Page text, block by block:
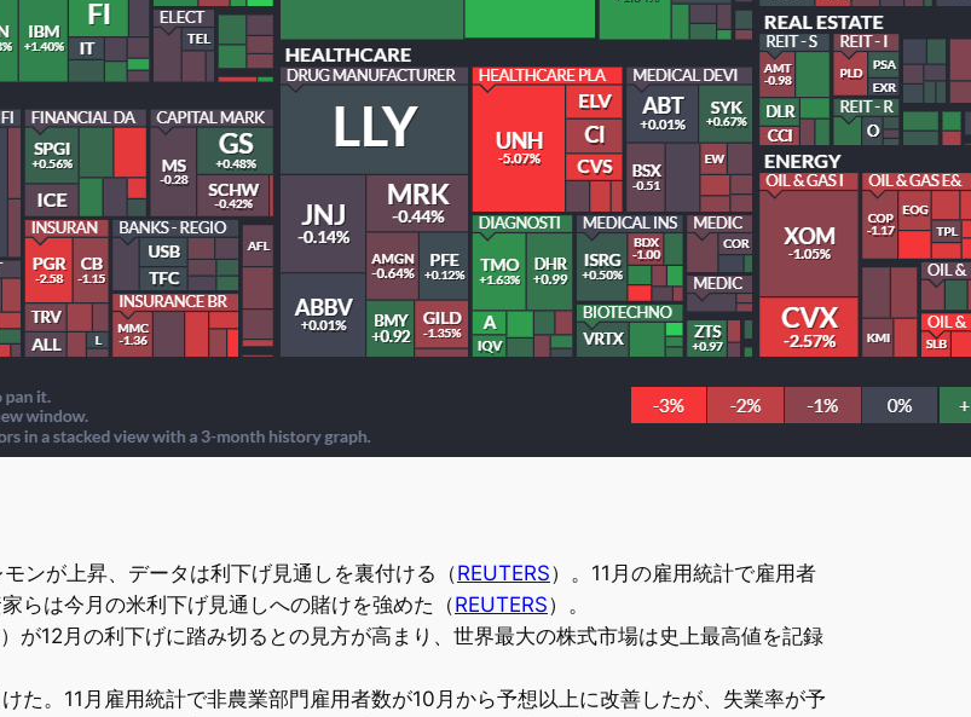
ンが上昇、データは利下げ見通しを裏付ける（REUTERS）。11月の雇用統計で雇用者
らは今月の米利下げ見通しへの賭けを強めた（REUTERS）。
が12月の利下げに踏み切るとの見方が高まり、世界最大の株式市場は史上最高値を記録
た。11月雇用統計で非農業部門雇用者数が10月から予想以上に改善したが、失業率が予